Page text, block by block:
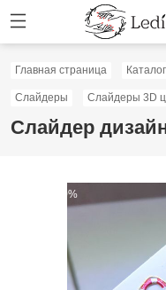
Главная страница
Слайдеры Слайдеры 3D
Слайдер
Скидка: 50%